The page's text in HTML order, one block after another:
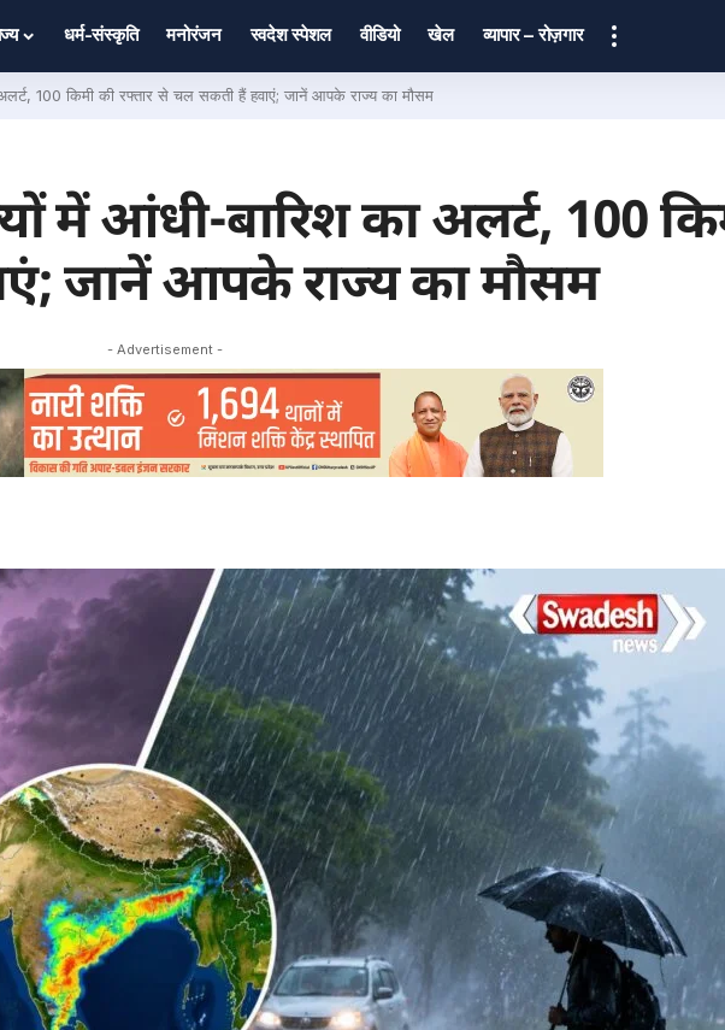
धर्म-संस्कृति मनोरंजन स्वदेश स्पेशल वीडियो खेल व्यापार – रोज़गार
100 किमी की रफ्तार से चल सकती हैं हवाएं; जानें आपके राज्य का मौसम
में आंधी-बारिश का अलर्ट, 100
जानें आपके राज्य का मौसम
- Advertisement -